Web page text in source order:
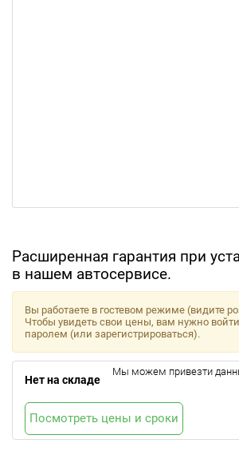
Расширенная гарантия при
в нашем автосервисе.
Вы работаете в гостевом режиме (видите
Чтобы увидеть свои цены, вам нужно
паролем (или зарегистрироваться).
Нет на складе
Мы можем привезти
Посмотреть цены и сроки